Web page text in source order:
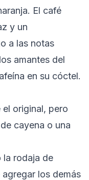
El café
y un
a las notas
amantes del
en su cóctel.
original, pero
cayena o una
la rodaja de
los demás